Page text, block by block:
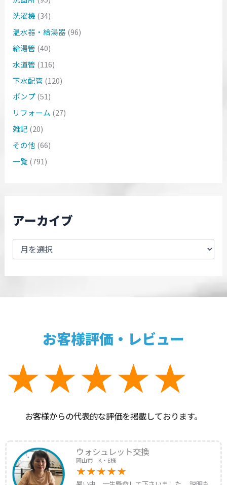
洗濯機 (34)
温水器・給湯器(96)
給湯管 (40)
水道管 (116)
下水配管 (120)
ポンプ(51)
リフォーム (27)
雑記 (20)
その他 (66)
一覧(791)
アーカイブ
お客様評価・レビュー
お客様からの代表的な評価を掲載しております。
ウォシュレット交換
岡山市 K・E様